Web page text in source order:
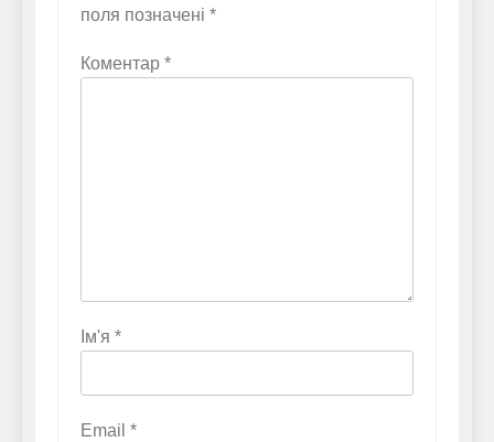
поля позначені *
Коментар *
Ім'я *
Email *